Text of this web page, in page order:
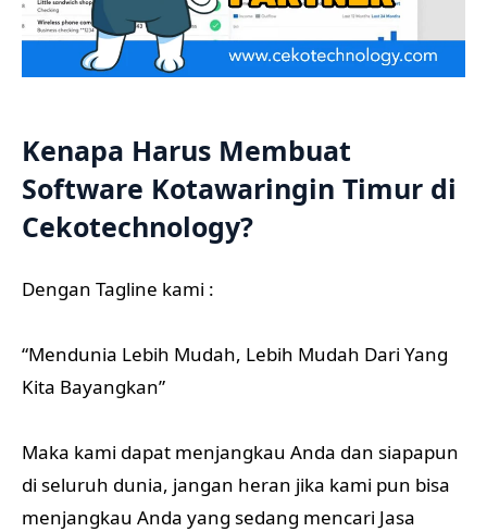
Kenapa Harus Membuat
Software Kotawaringin Timur di
Cekotechnology?
Dengan Tagline kami :
“Mendunia Lebih Mudah, Lebih Mudah Dari Yang
Kita Bayangkan”
Maka kami dapat menjangkau Anda dan siapapun
di seluruh dunia, jangan heran jika kami pun bisa
menjangkau Anda yang sedang mencari Jasa